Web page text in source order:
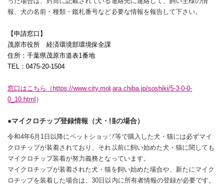
報、犬の名前・種類・鑑札番号など必要な情報を報告して下さい。
【申請窓口】
茂原市役所 経済環境部環境保全課
住所：千葉県茂原市道表1番地
TEL ： 0475-20-1504
窓口はこちら（ https://www.city.mobara.chiba.jp/soshiki/5-3-0-0-
0_10.html ）
●マイクロチップ登録情報（犬・猫の場合）
令和4年6月 1 日以降にペットショップ等で購入した犬・猫には必ずマイ
クロチップが装着されており、それ以前に飼い始めた犬・猫に関しても
マイクロチップ装着が努力義務となっています。
マイクロチップが装着された犬・猫を飼い始めた場合や、新たにマイク
ロチップを装着した場合は、 30 日以内に所有者情報の登録が必要です。